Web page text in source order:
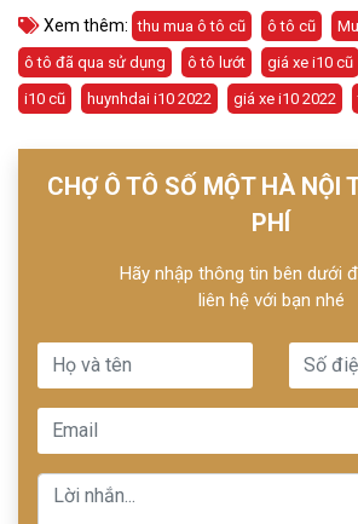
Xem thêm: thu mua ô tô cũ ô tô cũ
ô tô đã qua sử dụng
ô tô lướt giá xe i10 cũ
i10 cũ
huynhdai i10 2022 giá xe i10 2022
CHỢ Ô TÔ SỐ MỘT HÀ NỘI
PHÍ
Hãy nhập thông tin bên dưới
liên hệ với bạn nhé